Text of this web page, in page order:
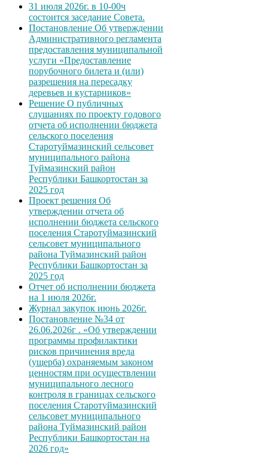
31 июля 2026г. в 10-00ч
состоится заседание Совета.
Постановление Об утверждении
Административного регламента
предоставления муниципальной
услуги «Предоставление
порубочного билета и (или)
разрешения на пересадку
деревьев и кустарников»
Решение О публичных
слушаниях по проекту годового
отчета об исполнении бюджета
сельского поселения
Старотуймазинский сельсовет
муниципального района
Туймазинский район
Республики Башкортостан за
2025 год
Проект решения Об
утверждении отчета об
исполнении бюджета сельского
поселения Старотуймазинский
сельсовет муниципального
района Туймазинский район
Республики Башкортостан за
2025 год
Отчет об исполнении бюджета
на 1 июля 2026г.
Журнал закупок июнь 2026г.
Постановление №34 от
26.06.2026г . «Об утверждении
программы профилактики
рисков причинения вреда
(ущерба) охраняемым законом
ценностям при осуществлении
муниципального лесного
контроля в границах сельского
поселения Старотуймазинский
сельсовет муниципального
района Туймазинский район
Республики Башкортостан на
2026 год»